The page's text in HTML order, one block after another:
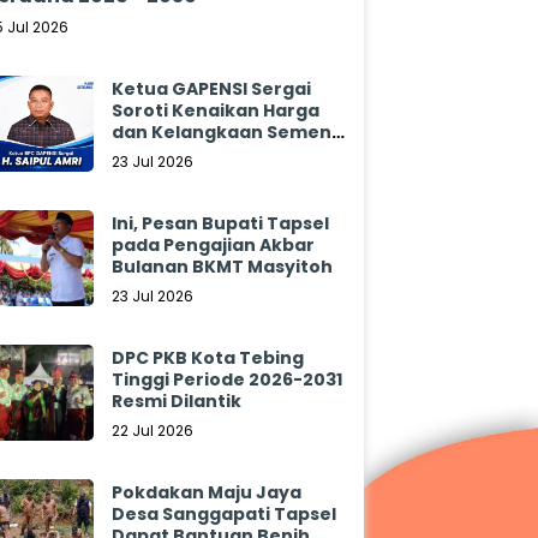
Jul 2026
Ketua GAPENSI Sergai
Soroti Kenaikan Harga
dan Kelangkaan Semen,
Minta Pemerintah
23 Jul 2026
Ini, Pesan Bupati Tapsel
pada Pengajian Akbar
Bulanan BKMT Masyitoh
23 Jul 2026
DPC PKB Kota Tebing
Tinggi Periode 2026-2031
Resmi Dilantik
22 Jul 2026
Pokdakan Maju Jaya
Desa Sanggapati Tapsel